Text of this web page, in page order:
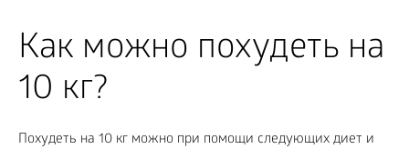
Как можно похудеть на
10 кг?
Похудеть на 10 кг можно при помощи следующих диет и